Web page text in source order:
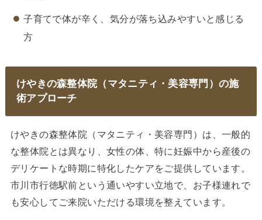
子育てで体が辛く、気分が落ち込みやすいと感じる
方
けやきの森整体院（マタニティ・美容専門）の施
術アプローチ
けやきの森整体院（マタニティ・美容専門）は、一般的
な整体院とは異なり、女性の体、特に妊娠中から産後の
デリケートな時期に特化したケアをご提供しています。
市川市行徳駅前という通いやすい立地で、お子様連れで
も安心してご来院いただける環境を整えています。